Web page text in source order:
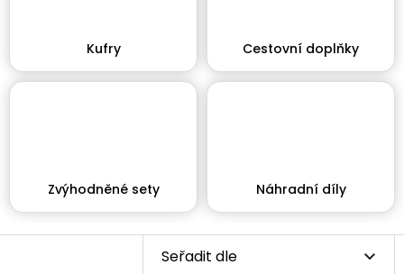
Kufry Cestovní doplňky
Zvýhodněné sety Náhradní díly
Seřadit dle